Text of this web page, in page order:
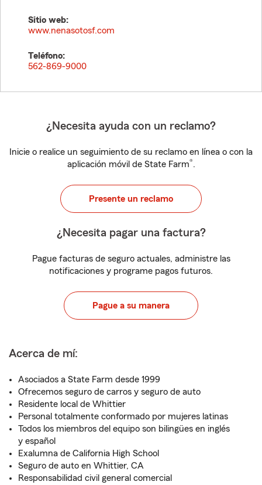
Sitio web:
www.nenasotosf.com
Teléfono:
562-869-9000
¿Necesita ayuda con un reclamo?
Inicie o realice un seguimiento de su reclamo en línea o con la
aplicación móvil de State Farm®.
Presente un reclamo
¿Necesita pagar una factura?
Pague facturas de seguro actuales, administre las
notificaciones y programe pagos futuros.
Pague a su manera
Acerca de mí:
Asociados a State Farm desde 1999
Ofrecemos seguro de carros y seguro de auto
Residente local de Whittier
Personal totalmente conformado por mujeres latinas
Todos los miembros del equipo son bilingües en inglés
y español
Exalumna de California High School
Seguro de auto en Whittier, CA
Responsabilidad civil general comercial